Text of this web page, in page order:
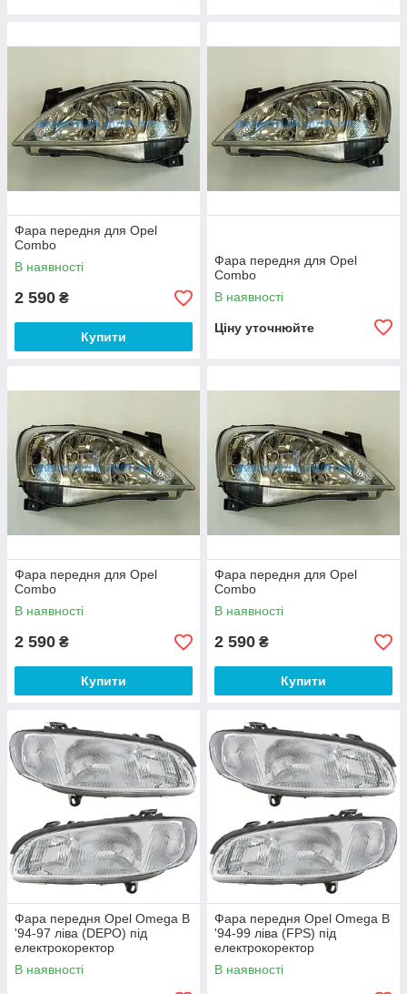
Фара передня для Opel
Combo
В наявності
2 590 ₴
Купити
Фара передня для Opel
Combo
В наявності
Ціну уточнюйте
Фара передня для Opel
Combo
В наявності
2 590 ₴
Купити
Фара передня для Opel
Combo
В наявності
2 590 ₴
Купити
Фара передня Opel Omega B
'94-97 ліва (DEPO) під
електрокоректор
В наявності
Фара передня Opel Omega B
'94-99 ліва (FPS) під
електрокоректор
В наявності